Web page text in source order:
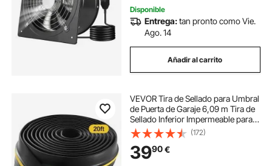
Disponible
Entrega:tan pronto como Vie.
Ago. 14
Añadir al carrito
VEVOR Tira de Sellado para Umbral
de Puerta de Garaje 6,09 m Tira de
Sellado Inferior Impermeable para
Puerta de Garaje con Adhesivo,
Reemplazo de Burlete de PVC
Grueso Mejorado para Bricolaje,
Negro
(172)
3990€